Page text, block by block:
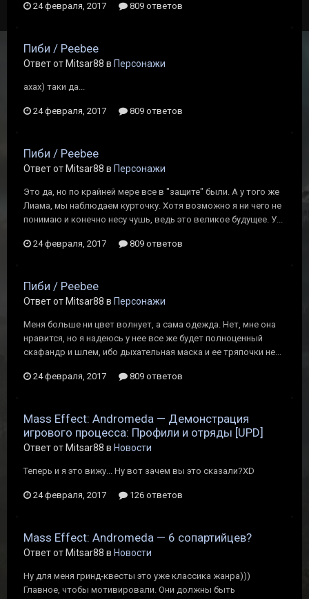
24 февраля, 2017 809 ответов
Пиби / Peebee
Ответ от Mitsar88 в Персонажи
ахах) таки да...
24 февраля, 2017 809 ответов
Пиби / Peebee
Ответ от Mitsar88 в Персонажи
Это да, но по крайней мере все в "защите" были. А у того же
Лиама, мы наблюдаем курточку. Хотя возможно я ни чего не
понимаю и конечно несу чушь, ведь это великое будущее. У...
24 февраля, 2017 809 ответов
Пиби / Peebee
Ответ от Mitsar88 в Персонажи
Меня больше ни цвет волнует, а сама одежда. Нет, мне она
нравится, но я надеюсь у нее все же будет полноценный
скафандр и шлем, ибо дыхательная маска и ее тряпочки не...
24 февраля, 2017 809 ответов
Mass Effect: Andromeda — Демонстрация
игрового процесса: Профили и отряды [UPD]
Ответ от Mitsar88 в Новости
Теперь и я это вижу... Ну вот зачем вы это сказали?XD
24 февраля, 2017 126 ответов
Mass Effect: Andromeda — 6 сопартийцев?
Ответ от Mitsar88 в Новости
Ну для меня гринд-квесты это уже классика жанра)))
Главное, чтобы мотивировали. Они должны быть